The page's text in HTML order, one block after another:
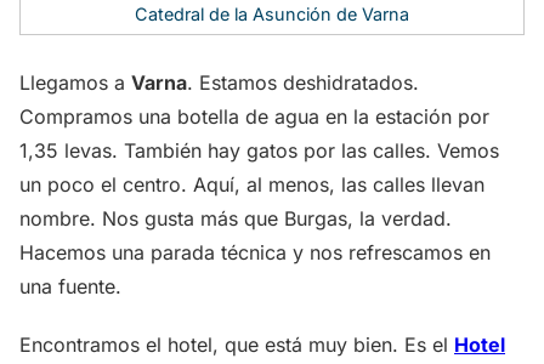
Catedral de la Asunción de Varna
Llegamos a Varna. Estamos deshidratados.
Compramos una botella de agua en la estación por
1,35 levas. También hay gatos por las calles. Vemos
un poco el centro. Aquí, al menos, las calles llevan
nombre. Nos gusta más que Burgas, la verdad.
Hacemos una parada técnica y nos refrescamos en
una fuente.
Encontramos el hotel, que está muy bien. Es el Hotel